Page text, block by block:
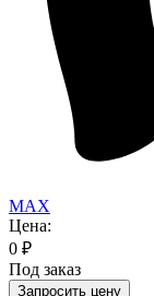
MAX
Цена:
0 ₽
Под заказ
Запросить цену